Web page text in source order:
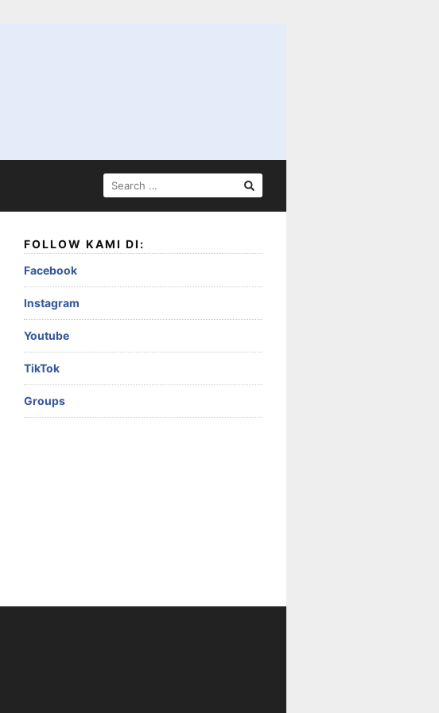
SEARCH
FOR:
FOLLOW KAMI DI:
Facebook
Instagram
Youtube
TikTok
Groups